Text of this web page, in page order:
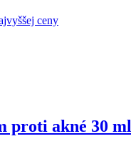
ceny
proti akné 30 ml